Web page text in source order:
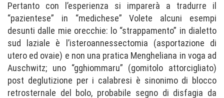
Pertanto con l’esperienza si imparerà a tradurre il
“pazientese” in “medichese” Volete alcuni esempi
desunti dalle mie orecchie: lo “strappamento” in dialetto
sud laziale è l’isteroannessectomia (asportazione di
utero ed ovaie) e non una pratica Mengheliana in voga ad
Auschwitz; uno “gghiommaru” (gomitolo attorcigliato)
post deglutizione per i calabresi è sinonimo di blocco
retrosternale del bolo, probabile segno di disfagia da